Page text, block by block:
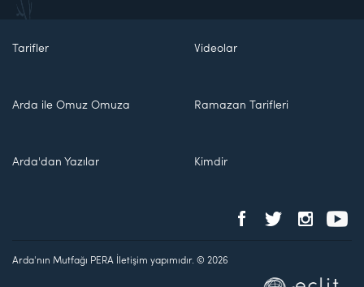
Tarifler Videolar
Arda ile Omuz Omuza Ramazan Tarifleri
Arda'dan Yazılar Kimdir
Arda'nın Mutfağı PERA İletişim yapımıdır. © 2026